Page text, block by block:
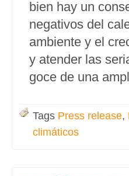
bien hay un
negativos del
ambiente y el
y atender las
goce de una
Tags Press release,
climáticos